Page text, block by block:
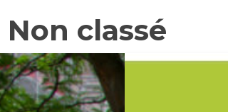
Non classé